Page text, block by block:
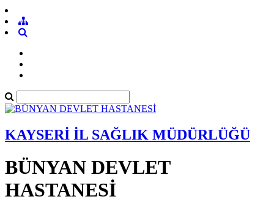
KAYSERİ İL SAĞLIK MÜDÜRLÜĞÜ
BÜNYAN DEVLET
HASTANESİ